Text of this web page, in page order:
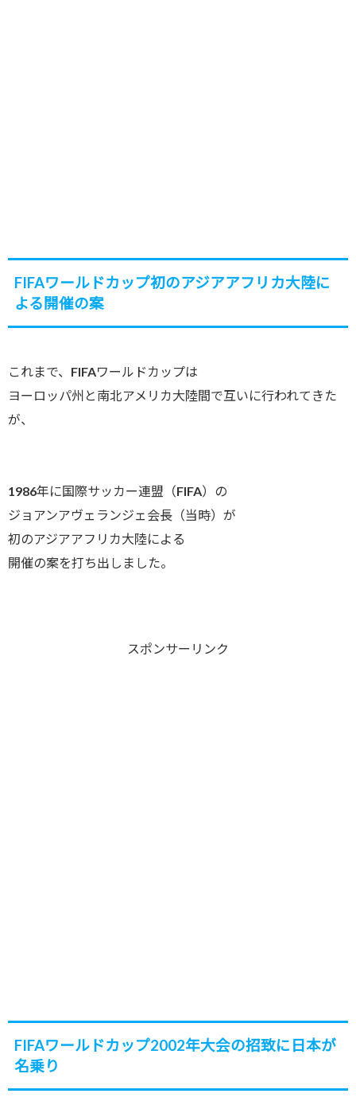
FIFAワールドカップ初のアジアアフリカ大陸に
よる開催の案
これまで、FIFAワールドカップは
ヨーロッパ州と南北アメリカ大陸間で互いに行われてきた
が、
1986年に国際サッカー連盟（FIFA）の
ジョアンアヴェランジェ会長（当時）が
初のアジアアフリカ大陸による
開催の案を打ち出しました。
スポンサーリンク
FIFAワールドカップ2002年大会の招致に日本が
名乗り